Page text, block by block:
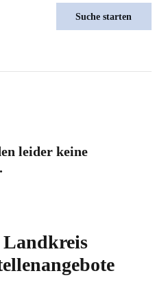
leider keine
Landkreis